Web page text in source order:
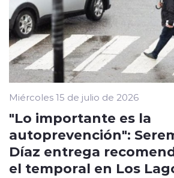
Miércoles 15 de julio de 2026
"Lo importante es la
autoprevención":
Díaz entrega
el temporal en Los